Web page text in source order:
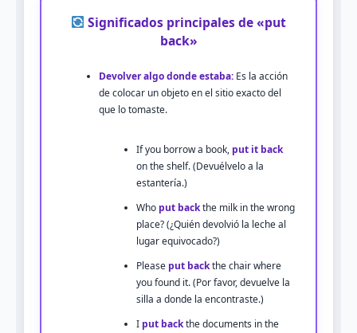
Significados principales de «put
back»
Devolver algo donde estaba: Es la acción
de colocar un objeto en el sitio exacto del
que lo tomaste.
If you borrow a book, put it back
on the shelf. (Devuélvelo a la
estantería.)
Who put backthe milk in the wrong
place? (¿Quién devolvió la leche al
lugar equivocado?)
Please put backthe chair where
you found it. (Por favor, devuelve la
silla a donde la encontraste.)
I put backthe documents in the